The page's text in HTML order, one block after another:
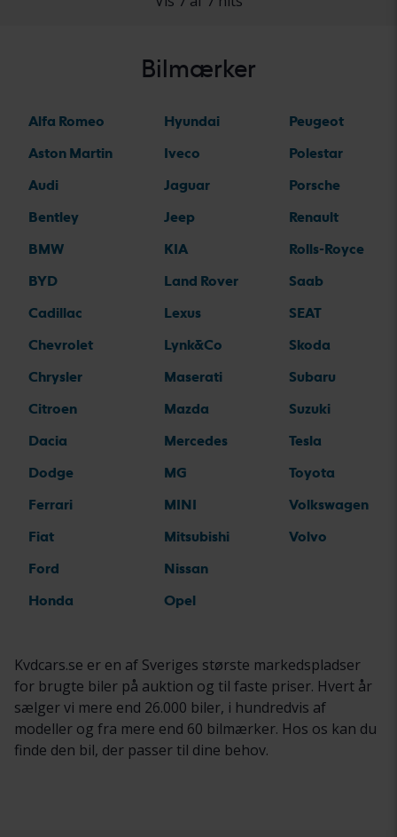
Bilmærker
Alfa Romeo
Aston Martin
Audi
Bentley
BMW
BYD
Cadillac
Chevrolet
Chrysler
Citroen
Dacia
Dodge
Ferrari
Fiat
Ford
Honda
Hyundai
Iveco
Jaguar
Jeep
KIA
Land Rover
Lexus
Lynk&Co
Maserati
Mazda
Mercedes
MG
MINI
Mitsubishi
Nissan
Opel
Peugeot
Polestar
Porsche
Renault
Rolls-Royce
Saab
SEAT
Skoda
Subaru
Suzuki
Tesla
Toyota
Volkswagen
Volvo
Kvdcars.se er en af Sveriges største markedspladser
for brugte biler på auktion og til faste priser. Hvert år
sælger vi mere end 26.000 biler, i hundredvis af
modeller og fra mere end 60 bilmærker. Hos os kan du
finde den bil, der passer til dine behov.